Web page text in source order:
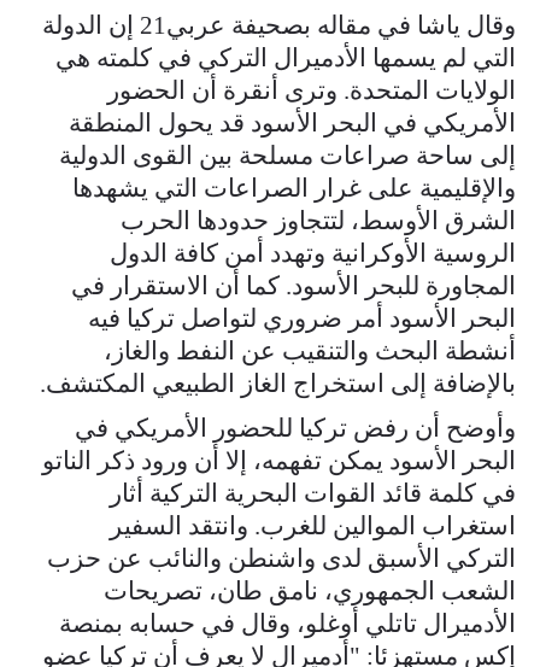
وقال ياشا في مقاله بصحيفة عربي21 إن الدولة
التي لم يسمها الأدميرال التركي في كلمته هي
الولايات المتحدة. وترى أنقرة أن الحضور
الأمريكي في البحر الأسود قد يحول المنطقة
إلى ساحة صراعات مسلحة بين القوى الدولية
والإقليمية على غرار الصراعات التي يشهدها
الشرق الأوسط، لتتجاوز حدودها الحرب
الروسية الأوكرانية وتهدد أمن كافة الدول
المجاورة للبحر الأسود. كما أن الاستقرار في
البحر الأسود أمر ضروري لتواصل تركيا فيه
أنشطة البحث والتنقيب عن النفط والغاز،
بالإضافة إلى استخراج الغاز الطبيعي المكتشف.
وأوضح أن رفض تركيا للحضور الأمريكي في
البحر الأسود يمكن تفهمه، إلا أن ورود ذكر الناتو
في كلمة قائد القوات البحرية التركية أثار
استغراب الموالين للغرب. وانتقد السفير
التركي الأسبق لدى واشنطن والنائب عن حزب
الشعب الجمهوري، نامق طان، تصريحات
الأدميرال تاتلي أوغلو، وقال في حسابه بمنصة
إكس مستهزئا: "أدميرال لا يعرف أن تركيا عضو